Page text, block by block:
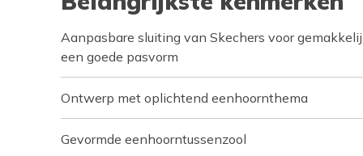
Aanpasbare sluiting van Skechers voor
een goede pasvorm
Ontwerp met oplichtend eenhoornthema
Gevormde eenhoorntussenzool